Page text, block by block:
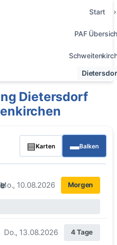
Start
PAF
Dietersdorf
▤Karten ▬Balken
Mo., 10.08.2026 Morgen
Do., 13.08.2026 4 Tage